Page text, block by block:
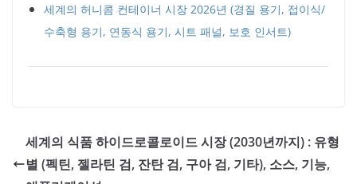
세계의 허니콤 컨테이너 시장 2026년 (경질 용기, 접이식/
수축형 용기, 연동식 용기, 시트 패널, 보호 인서트)
세계의 식품 하이드로콜로이드 시장 (2030년까지) : 유형
별 (펙틴, 젤라틴 검, 잔탄 검, 구아 검, 기타), 소스, 기능,